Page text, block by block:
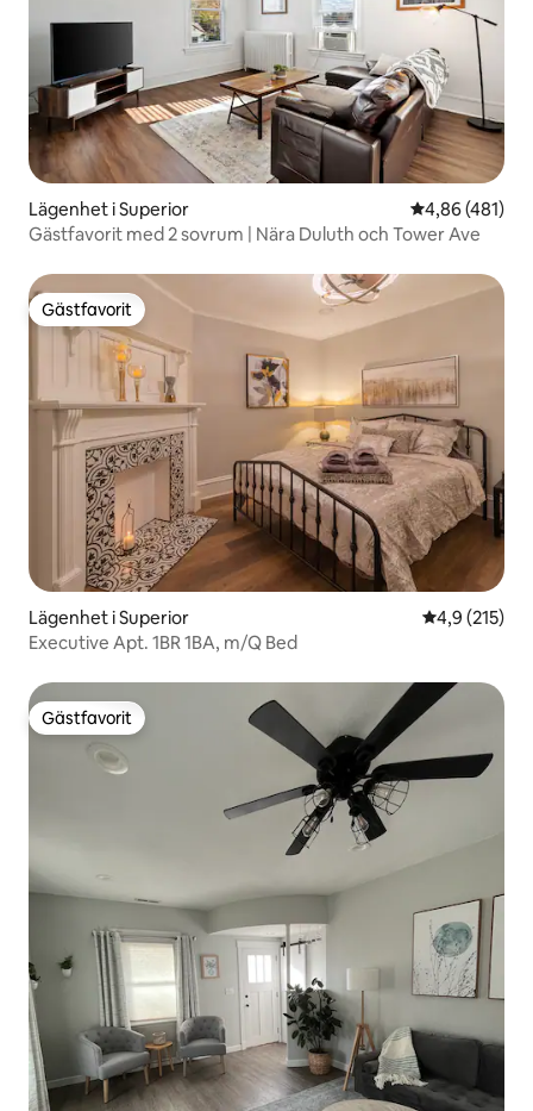
Lägenhet i Superior 4,86 av 5 i
4,86 (481)
Gästfavorit med 2 sovrum | Nära Duluth och Tower Ave
Gästfavorit
Gästfavorit
Lägenhet i Superior 4,9 av 5 i
4,9 (215)
Executive Apt. 1BR 1BA, m/Q Bed
Gästfavorit
Gästfavorit